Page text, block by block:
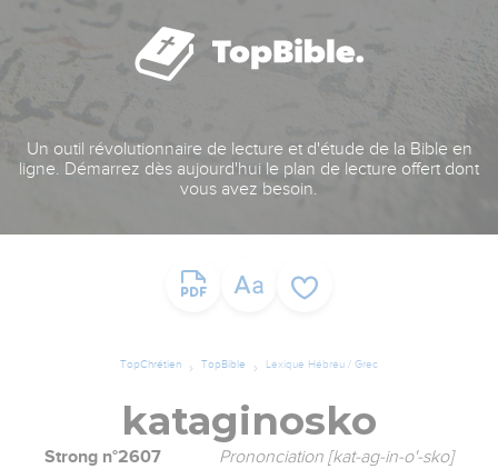
Un outil révolutionnaire de lecture et d'étude de la Bible en
ligne. Démarrez dès aujourd'hui le plan de lecture offert dont
vous avez besoin.
TopChrétien TopBible Lexique Hébreu / Grec
kataginosko
Strong n°2607 Prononciation [kat-ag-in-o'-sko]